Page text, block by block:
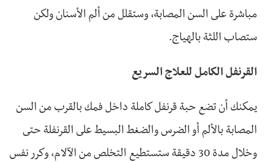
مباشرة على السن المصابة، وستقلل من ألم الأسنان ولكن
ستصاب اللثة بالهياج.
القرنفل الكامل للعلاج السريع
يمكنك أن تضع حبة قرنفل كاملة داخل فمك بالقرب من السن
المصابة بالألم أو الضرس والضغط البسيط على القرنفلة حتى
وخلال مدة 30 دقيقة ستستطيع التخلص من الآلام، وكرر نفس